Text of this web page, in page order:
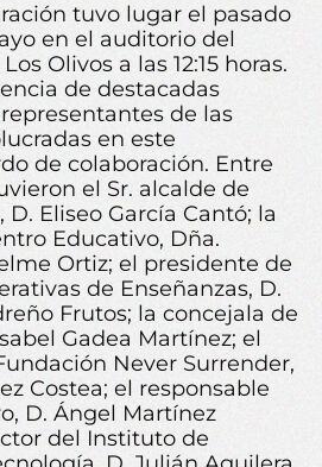
tuvo lugar el pasado
en el auditorio del
Olivos a las 12:15 horas.
de destacadas
de las
en este
de colaboración. Entre
el Sr. alcalde de
D. Eliseo García Cantó; la
Educativo, Dña.
Ortiz; el presidente de
de Enseñanzas, D.
Frutos; la concejala de
Gadea Martínez; el
Never Surrender,
Costea; el responsable
D. Ángel Martínez
del Instituto de